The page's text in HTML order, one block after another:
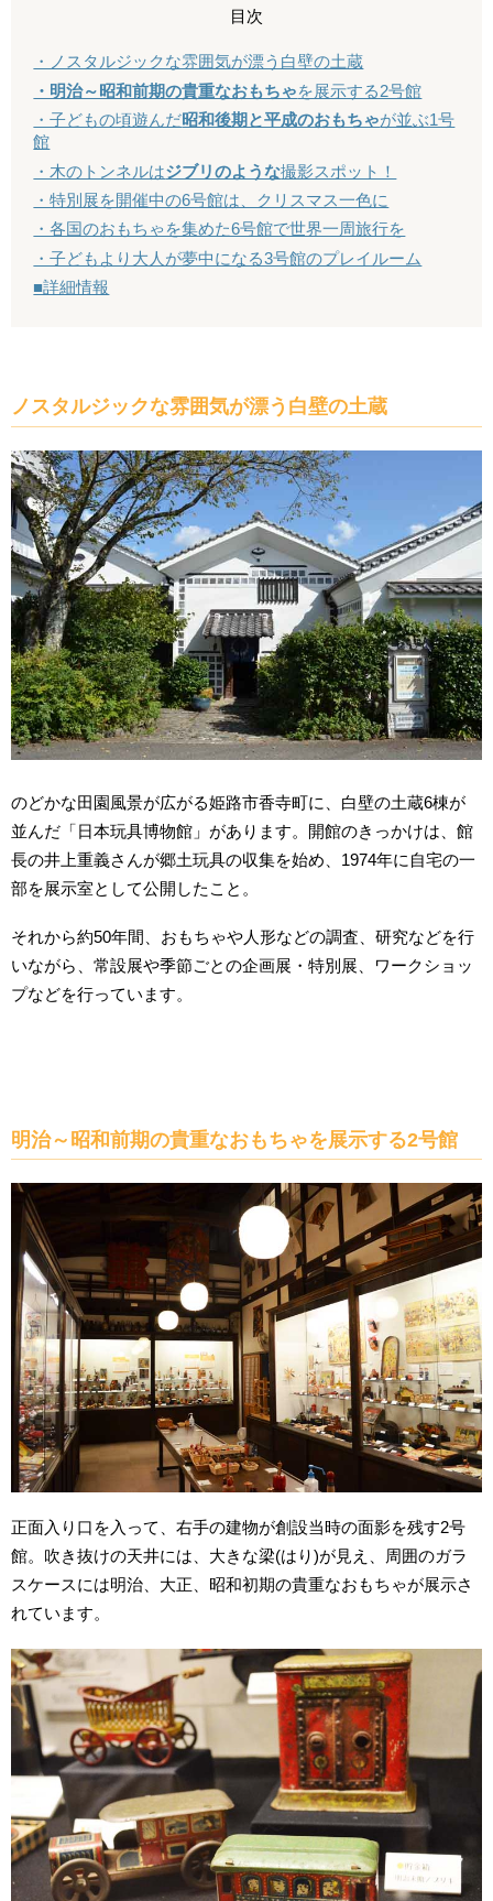
目次
・ノスタルジックな雰囲気が漂う白壁の土蔵
・明治～昭和前期の貴重なおもちゃを展示する2号館
・子どもの頃遊んだ昭和後期と平成のおもちゃが並ぶ1号
館
・木のトンネルはジブリのような撮影スポット！
・特別展を開催中の6号館は、クリスマス一色に
・各国のおもちゃを集めた6号館で世界一周旅行を
・子どもより大人が夢中になる3号館のプレイルーム
■詳細情報
ノスタルジックな雰囲気が漂う白壁の土蔵
のどかな田園風景が広がる姫路市香寺町に、白壁の土蔵6棟が
並んだ「日本玩具博物館」があります。開館のきっかけは、館
長の井上重義さんが郷土玩具の収集を始め、1974年に自宅の一
部を展示室として公開したこと。
それから約50年間、おもちゃや人形などの調査、研究などを行
いながら、常設展や季節ごとの企画展・特別展、ワークショッ
プなどを行っています。
明治～昭和前期の貴重なおもちゃを展示する2号館
正面入り口を入って、右手の建物が創設当時の面影を残す2号
館。吹き抜けの天井には、大きな梁(はり)が見え、周囲のガラ
スケースには明治、大正、昭和初期の貴重なおもちゃが展示さ
れています。